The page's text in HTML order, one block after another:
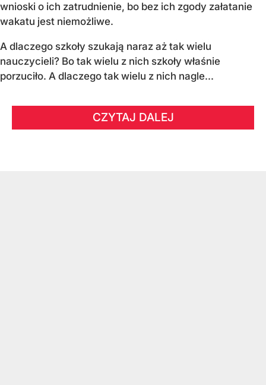
wnioski o ich zatrudnienie, bo bez ich zgody załatanie
wakatu jest niemożliwe.
A dlaczego szkoły szukają naraz aż tak wielu
nauczycieli? Bo tak wielu z nich szkoły właśnie
porzuciło. A dlaczego tak wielu z nich nagle...
CZYTAJ DALEJ